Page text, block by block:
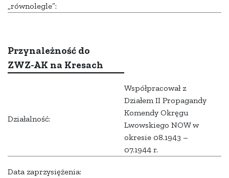
„równolegle”:
Przynależność do
ZWZ-AK na Kresach
Działalność:
Współpracował z
Działem II Propagandy
Komendy Okręgu
Lwowskiego NOW w
okresie 08.1943 –
07.1944 r.
Data zaprzysiężenia: